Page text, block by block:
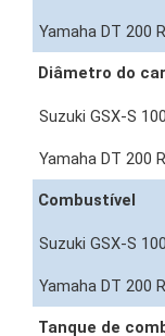
Diâmetro do
Combustível
Tanque de